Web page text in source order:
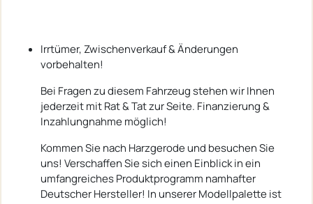
Irrtümer, Zwischenverkauf & Änderungen
vorbehalten!
Bei Fragen zu diesem Fahrzeug stehen wir Ihnen
jederzeit mit Rat & Tat zur Seite. Finanzierung &
Inzahlungnahme möglich!
Kommen Sie nach Harzgerode und besuchen Sie
uns! Verschaffen Sie sich einen Einblick in ein
umfangreiches Produktprogramm namhafter
Deutscher Hersteller! In unserer Modellpalette ist